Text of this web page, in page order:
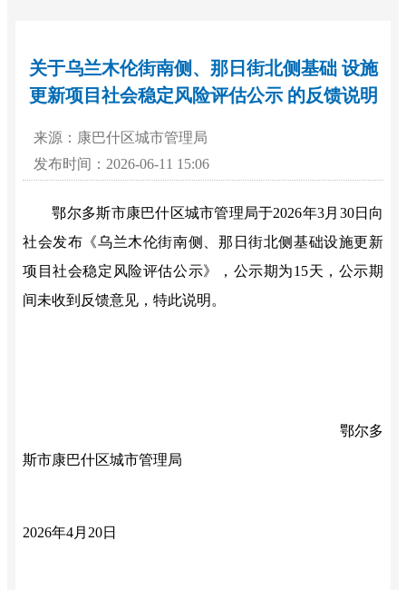
关于乌兰木伦街南侧、那日街北侧基础 设施
更新项目社会稳定风险评估公示 的反馈说明
来源：康巴什区城市管理局
发布时间：2026-06-11 15:06
鄂尔多斯市康巴什区城市管理局于2026年3月30日向
社会发布《乌兰木伦街南侧、那日街北侧基础设施更新
项目社会稳定风险评估公示》， 公示期为15天 ， 公示期
间未收到反馈意见，特此说明。
鄂尔多
斯市康巴什区城市管理局
2026年4月20日